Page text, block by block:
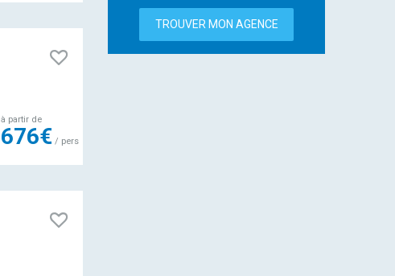
TROUVER MON AGENCE
à partir de
676€/ pers